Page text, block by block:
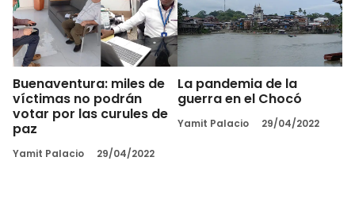
Buenaventura: miles de
víctimas no podrán
votar por las curules de
paz
Yamit Palacio 29/04/2022
La pandemia de la
guerra en el Chocó
Yamit Palacio 29/04/2022